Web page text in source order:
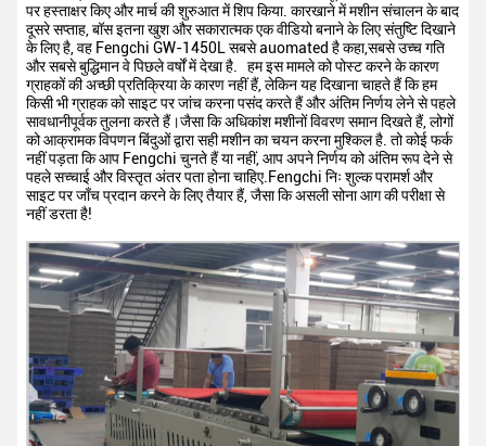
पर हस्ताक्षर किए और मार्च की शुरुआत में शिप किया. कारखाने में मशीन संचालन के बाद
दूसरे सप्ताह, बॉस इतना खुश और सकारात्मक एक वीडियो बनाने के लिए संतुष्टि दिखाने
के लिए है, वह Fengchi GW-1450L सबसे auomated है कहा,सबसे उच्च गति
और सबसे बुद्धिमान वे पिछले वर्षों में देखा है.
हम इस मामले को पोस्ट करने के कारण
ग्राहकों की अच्छी प्रतिक्रिया के कारण नहीं हैं, लेकिन यह दिखाना चाहते हैं कि हम
किसी भी ग्राहक को साइट पर जांच करना पसंद करते हैं और अंतिम निर्णय लेने से पहले
सावधानीपूर्वक तुलना करते हैं।जैसा कि अधिकांश मशीनों विवरण समान दिखते हैं, लोगों
को आक्रामक विपणन बिंदुओं द्वारा सही मशीन का चयन करना मुश्किल है. तो कोई फर्क
नहीं पड़ता कि आप Fengchi चुनते हैं या नहीं, आप अपने निर्णय को अंतिम रूप देने से
पहले सच्चाई और विस्तृत अंतर पता होना चाहिए.Fengchi निः शुल्क परामर्श और
साइट पर जाँच प्रदान करने के लिए तैयार हैं, जैसा कि असली सोना आग की परीक्षा से
नहीं डरता है!